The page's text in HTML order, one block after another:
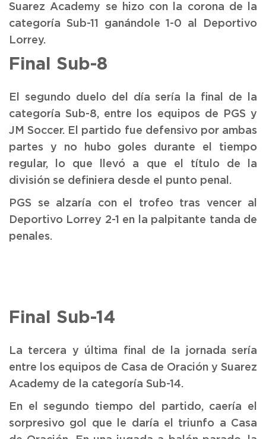
Suarez Academy se hizo con la corona de la
categoría Sub-11 ganándole 1-0 al Deportivo
Lorrey.
Final Sub-8
El segundo duelo del día sería la final de la
categoría Sub-8, entre los equipos de PGS y
JM Soccer. El partido fue defensivo por ambas
partes y no hubo goles durante el tiempo
regular, lo que llevó a que el título de la
división se definiera desde el punto penal.
PGS se alzaría con el trofeo tras vencer al
Deportivo Lorrey 2-1 en la palpitante tanda de
penales.
Final Sub-14
La tercera y última final de la jornada sería
entre los equipos de Casa de Oración y Suarez
Academy de la categoría Sub-14.
En el segundo tiempo del partido, caería el
sorpresivo gol que le daría el triunfo a Casa